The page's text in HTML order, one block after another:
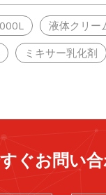
液体クリー
ミキサー乳化剤
ぐお問い